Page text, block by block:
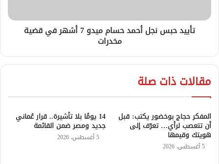
تأييد حبس نجل أحمد حسام ميدو 7 أشهر في قضية
مخدرات
مقالات ذات صلة
المفكر حجاج بوخضور يكتب: قبل
أن تتعصب لرأي… تعرّف إلى
هويتك وقيمها
5 أغسطس، 2026
14 يومًا بلا تأشيرة.. قرار عُماني
جديد ومصر ضمن القائمة
5 أغسطس، 2026